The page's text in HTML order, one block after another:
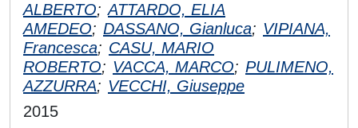
ALBERTO; ATTARDO, ELIA
AMEDEO; DASSANO, Gianluca; VIPIANA,
Francesca; CASU, MARIO
ROBERTO; VACCA, MARCO; PULIMENO,
AZZURRA; VECCHI, Giuseppe
2015